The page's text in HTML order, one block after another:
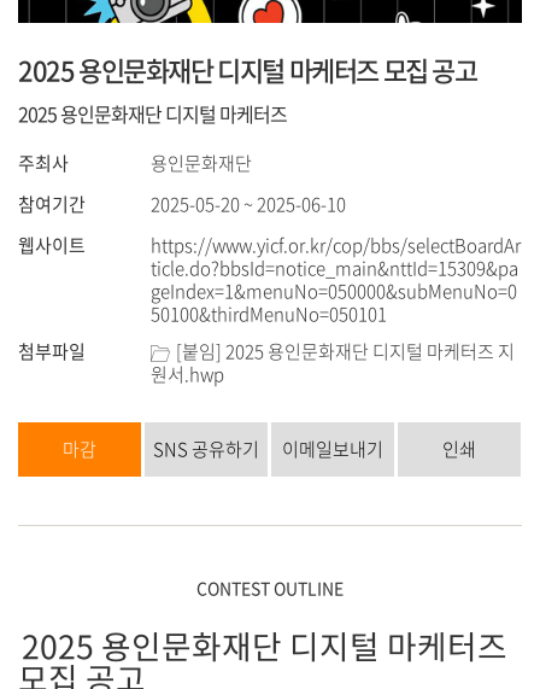
2025 용인문화재단 디지털 마케터즈 모집 공고
2025 용인문화재단 디지털 마케터즈
주최사
용인문화재단
참여기간
2025-05-20 ~ 2025-06-10
웹사이트
https://www.yicf.or.kr/cop/bbs/selectBoardAr
ticle.do?bbsId=notice_main&nttId=15309&pa
geIndex=1&menuNo=050000&subMenuNo=0
50100&thirdMenuNo=050101
첨부파일
[붙임] 2025 용인문화재단 디지털 마케터즈 지
원서.hwp
마감 SNS 공유하기 이메일보내기 인쇄
CONTEST OUTLINE
2025 용인문화재단 디지털 마케터즈
모집 공고